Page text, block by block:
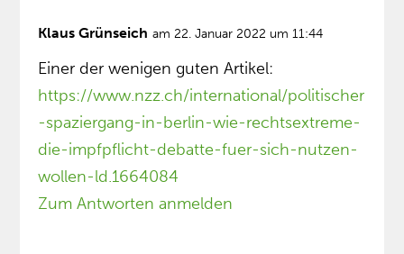
Klaus Grünseich am 22. Januar 2022 um 11:44
Einer der wenigen guten Artikel:
https://www.nzz.ch/international/politischer
-spaziergang-in-berlin-wie-rechtsextreme-
die-impfpflicht-debatte-fuer-sich-nutzen-
wollen-ld.1664084
Zum Antworten anmelden